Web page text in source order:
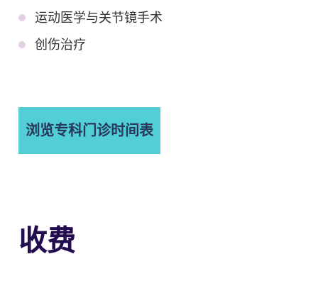
运动医学与关节镜手术
创伤治疗
浏览专科门诊时间表
收费